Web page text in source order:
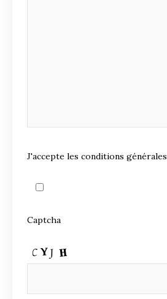
J'accepte les conditions générales
Captcha